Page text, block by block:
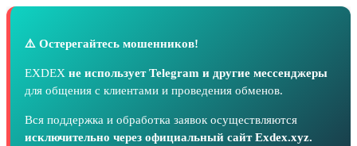
⚠️ Остерегайтесь мошенников!
EXDEX не использует Telegram и другие мессенджеры
для общения с клиентами и проведения обменов.
Вся поддержка и обработка заявок осуществляются
исключительно через официальный сайт Exdex.xyz.